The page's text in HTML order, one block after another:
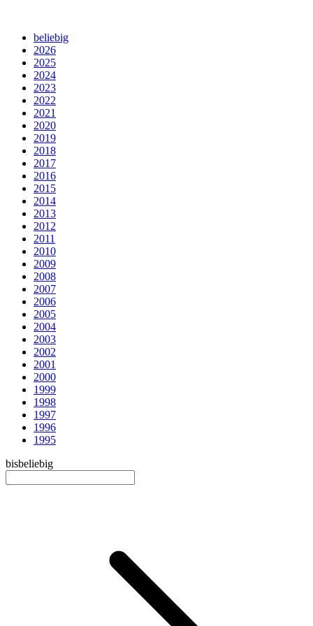
beliebig
2026
2025
2024
2023
2022
2021
2020
2019
2018
2017
2016
2015
2014
2013
2012
2011
2010
2009
2008
2007
2006
2005
2004
2003
2002
2001
2000
1999
1998
1997
1996
1995
bisbeliebig